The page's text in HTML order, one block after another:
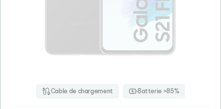
Cable de chargement Batterie >85%